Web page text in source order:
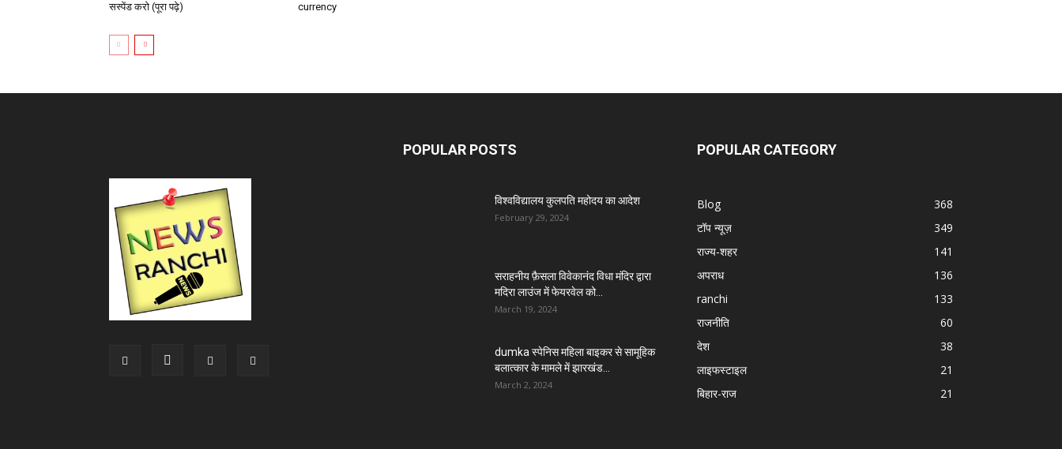
सस्पेंड करो (पूरा पढ़े)
currency
POPULAR POSTS
विश्वविद्यालय कुलपति महोदय का आदेश
February 29, 2024
सराहनीय फ़ैसला विवेकानंद विधा मंदिर द्वारा
मदिरा लाउंज में फेयरवेल को...
March 19, 2024
dumka स्पेनिस महिला बाइकर से सामूहिक
बलात्कार के मामले में झारखंड...
March 2, 2024
POPULAR CATEGORY
Blog
368
टॉप न्यूज़
349
राज्य-शहर
141
अपराध
136
ranchi
133
राजनीति
60
देश
38
लाइफस्टाइल
21
बिहार-राज
21